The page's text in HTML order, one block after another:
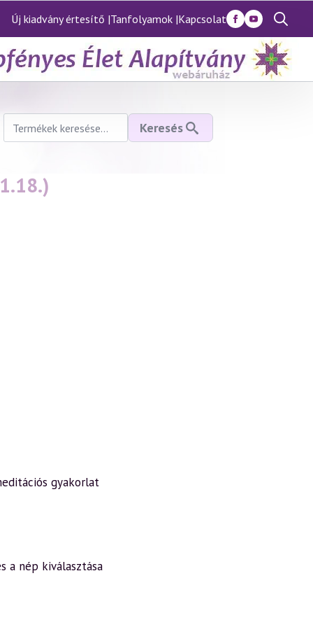
Új kiadvány értesítő |Tanfolyamok |Kapcsolat
Search
for:
Keresés
következőre:
Keresés
gyakorlat
a nép kiválasztása